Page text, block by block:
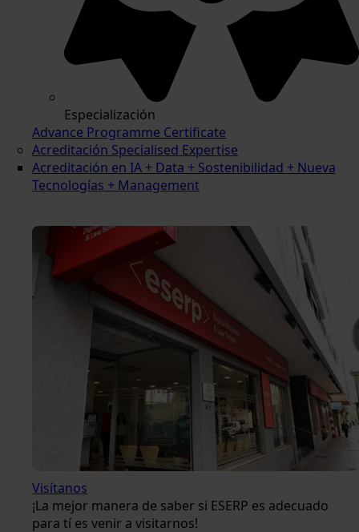
Especialización
Advance Programme Certificate
Acreditación Specialised Expertise
Acreditación en IA + Data + Sostenibilidad + Nueva
Tecnologías + Management
Visítanos
¡La mejor manera de saber si ESERP es adecuado
para tí es venir a visitarnos!